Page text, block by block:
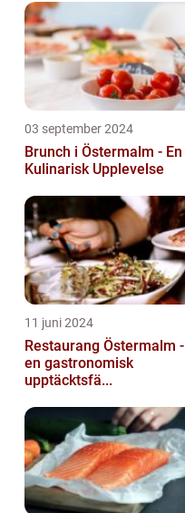
03 september 2024
Brunch i Östermalm - En
Kulinarisk Upplevelse
11 juni 2024
Restaurang Östermalm -
en gastronomisk
upptäcktsfä...